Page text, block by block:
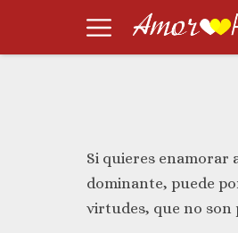
Si quieres enamorar
dominante, puede
virtudes, que no son